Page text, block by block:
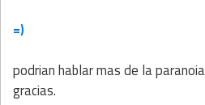
=)
podrian hablar mas de la
gracias.